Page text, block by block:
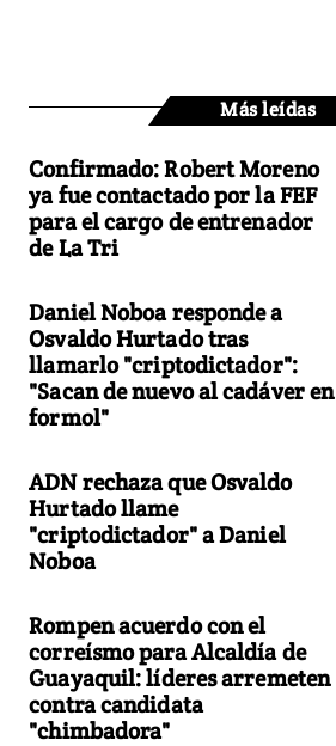
Más leídas
Confirmado: Robert Moreno
ya fue contactado por la FEF
para el cargo de entrenador
de La Tri
Daniel Noboa responde a
Osvaldo Hurtado tras
llamarlo "criptodictador":
"Sacan de nuevo al cadáver en
formol"
ADN rechaza que Osvaldo
Hurtado llame
"criptodictador" a Daniel
Noboa
Rompen acuerdo con el
correísmo para Alcaldía de
Guayaquil: líderes arremeten
contra candidata
"chimbadora"